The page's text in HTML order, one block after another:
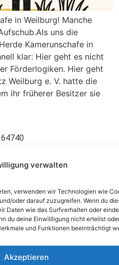
verwalten
verwenden wir Technologien wie
oder darauf zuzugreifen. Wenn du
Daten wie das Surfverhalten oder
du deine Einwillligung nicht erteilst
und Funktionen beeinträchtigt
Akzeptieren
in Weilburg! Manche
uns die
Kamerunschafe in
klar: Hier geht es nicht
Förderlogiken. Hier geht
Weilburg e. V. hatte die
ihr früherer Besitzer sie